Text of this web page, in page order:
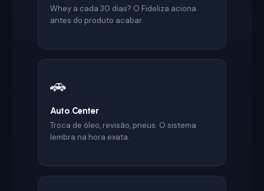
Whey a cada 30 dias? O Fideliza aciona
antes do produto acabar.
🚗
Auto Center
Troca de óleo, revisão, pneus. O sistema
lembra na hora exata.